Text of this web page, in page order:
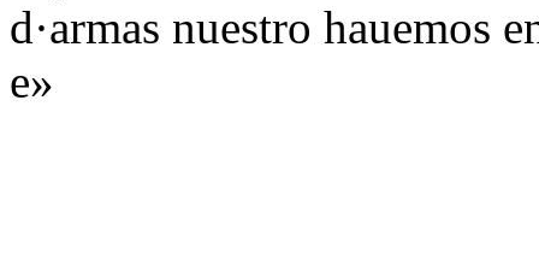
d·armas nuestro hauemos
e»